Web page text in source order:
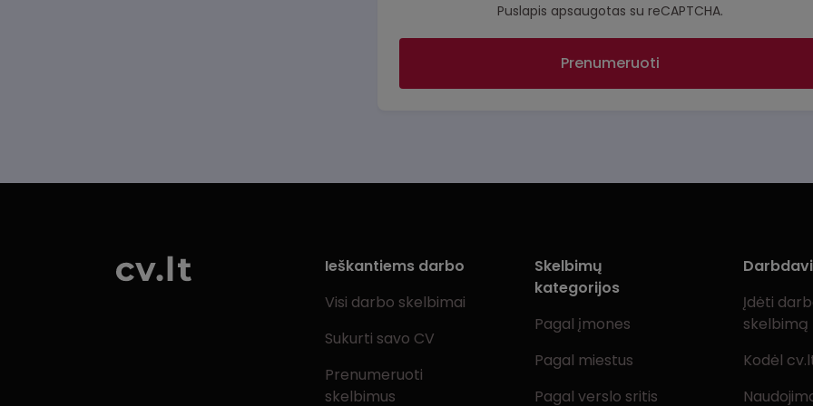
Puslapis apsaugotas su reCAPTCHA.
Prenumeruoti
Ieškantiems darbo
Visi darbo skelbimai
Sukurti savo CV
Prenumeruoti
skelbimus
Skelbimų
kategorijos
Pagal įmones
Pagal miestus
Pagal verslo sritis
Įdėti
skelbimą
Kodėl